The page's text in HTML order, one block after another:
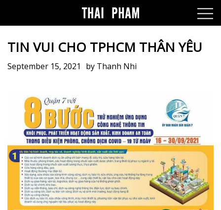
TIN VUI CHO TPHCM THÂN YÊU
September 15, 2021 by Thanh Nhi